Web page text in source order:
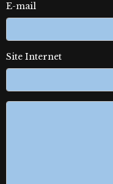
E-mail
Site Internet